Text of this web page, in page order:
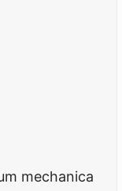
mechanica